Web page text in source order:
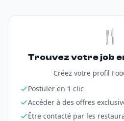
🍴
Trouvez votre job
Créez votre profil
Postuler en 1 clic
Accéder à des offres
Être contacté par les